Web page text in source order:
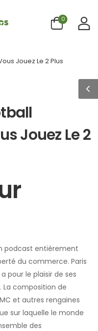
0
Jouez Le 2 Plus
Jouez Le 2
podcast entièrement
du commerce. Paris
pour le plaisir de ses
La composition de
et autres rengaines
sur laquelle le monde
des